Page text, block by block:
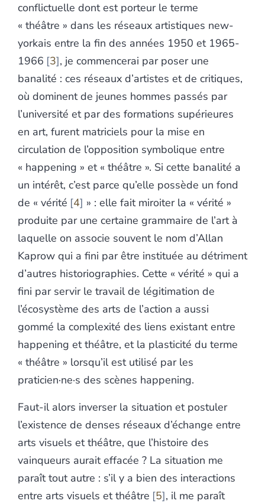
conflictuelle dont est porteur le terme
« théâtre » dans les réseaux artistiques new-
yorkais entre la fin des années 1950 et 1965-
1966 3 , je commencerai par poser une
banalité : ces réseaux d’artistes et de critiques,
où dominent de jeunes hommes passés par
l’université et par des formations supérieures
en art, furent matriciels pour la mise en
circulation de l’opposition symbolique entre
« happening » et « théâtre ». Si cette banalité a
un intérêt, c’est parce qu’elle possède un fond
de « vérité 4 » : elle fait miroiter la « vérité »
produite par une certaine grammaire de l’art à
laquelle on associe souvent le nom d’Allan
Kaprow qui a fini par être instituée au détriment
d’autres historiographies. Cette « vérité » qui a
fini par servir le travail de légitimation de
l’écosystème des arts de l’action a aussi
gommé la complexité des liens existant entre
happening et théâtre, et la plasticité du terme
« théâtre » lorsqu’il est utilisé par les
praticien·ne·s des scènes happening.
Faut-il alors inverser la situation et postuler
l’existence de denses réseaux d’échange entre
arts visuels et théâtre, que l’histoire des
vainqueurs aurait effacée ? La situation me
paraît tout autre : s’il y a bien des interactions
entre arts visuels et théâtre 5 , il me paraît